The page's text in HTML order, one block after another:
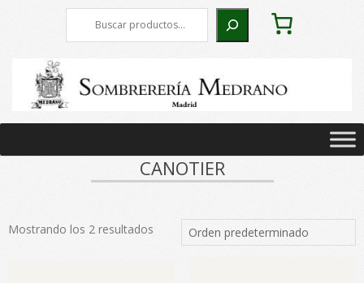
Buscar
Navigation
CANOTIER
Mostrando los 2 resultados